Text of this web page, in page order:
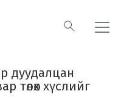
дуудалцан
төлөх хүслийг